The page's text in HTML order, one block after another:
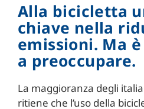
Alla bicicletta
chiave nella
emissioni. Ma
a preoccupare.
La maggioranza degli
ritiene che l’uso della